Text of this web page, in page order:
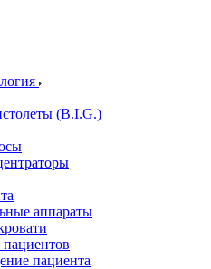
(B.I.G.)
аппараты
пациента